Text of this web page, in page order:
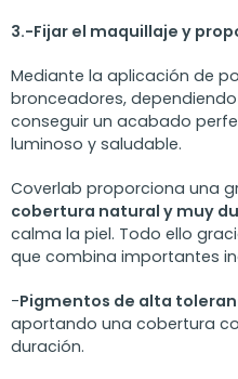
3.-Fijar el maquillaje y
Mediante la aplicación de
bronceadores,
conseguir un acabado
luminoso y saludable.
Coverlab proporciona una
cobertura natural y muy
calma la piel. Todo ello
que combina importantes
-Pigmentos de alta
aportando una cobertura
duración.